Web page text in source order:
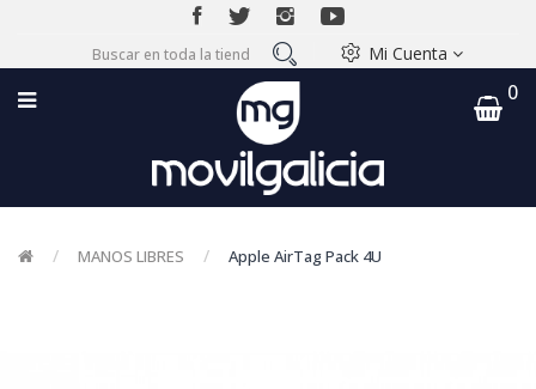
Mi Cuenta
0
MANOS LIBRES Apple AirTag Pack 4U